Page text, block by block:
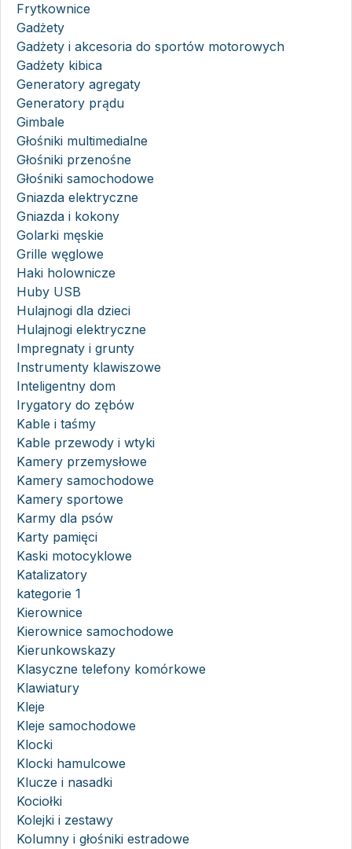
Frytkownice
Gadżety
Gadżety i akcesoria do sportów motorowych
Gadżety kibica
Generatory agregaty
Generatory prądu
Gimbale
Głośniki multimedialne
Głośniki przenośne
Głośniki samochodowe
Gniazda elektryczne
Gniazda i kokony
Golarki męskie
Grille węglowe
Haki holownicze
Huby USB
Hulajnogi dla dzieci
Hulajnogi elektryczne
Impregnaty i grunty
Instrumenty klawiszowe
Inteligentny dom
Irygatory do zębów
Kable i taśmy
Kable przewody i wtyki
Kamery przemysłowe
Kamery samochodowe
Kamery sportowe
Karmy dla psów
Karty pamięci
Kaski motocyklowe
Katalizatory
kategorie 1
Kierownice
Kierownice samochodowe
Kierunkowskazy
Klasyczne telefony komórkowe
Klawiatury
Kleje
Kleje samochodowe
Klocki
Klocki hamulcowe
Klucze i nasadki
Kociołki
Kolejki i zestawy
Kolumny i głośniki estradowe